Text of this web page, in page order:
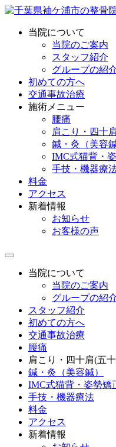
当院について
当院のご案内
スタッフ紹介
グループの紹
初めての方へ
交通事故治療
施術メニュー
腰痛
肩こり・四十
鍼・灸（美容鍼
IMC式猫背・
手技・機器療
料金
アクセス
新着情報
お知らせ
お客様の声
当院について
当院のご案内
グループの紹
スタッフ紹介
初めての方へ
交通事故治療
腰痛
肩こり・四十肩(五
鍼・灸（美容鍼）
IMC式猫背・姿勢矯
手技・機器療法
料金
アクセス
新着情報